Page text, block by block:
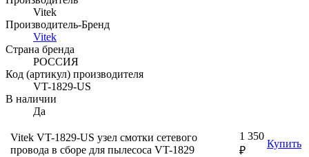
Vitek
Производитель-Бренд
Vitek
Страна бренда
РОССИЯ
Код (артикул) производителя
VT-1829-US
В наличии
Да
Vitek VT-1829-US узел смотки сетевого
провода в сборе для пылесоса VT-1829
1 350
₽
Купить